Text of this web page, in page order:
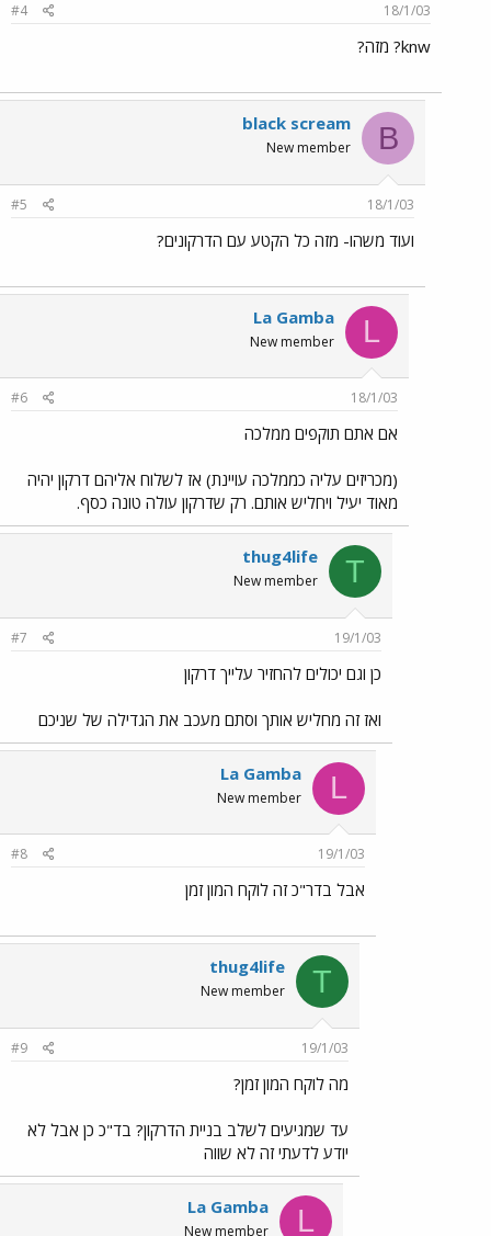
18/1/03
#4
knw? מזה?
B
black scream
New member
18/1/03
#5
ועוד משהו- מזה כל הקטע עם הדרקונים?
L
La Gamba
New member
18/1/03
#6
אם אתם תוקפים ממלכה
(מכריזים עליה כממלכה עויינת) אז לשלוח אליהם דרקון יהיה
מאוד יעיל ויחליש אותם. רק שדרקון עולה טונה כסף.
T
thug4life
New member
19/1/03
#7
כן וגם יכולים להחזיר עלייך דרקון
ואז זה מחליש אותך וסתם מעכב את הגדילה של שניכם
L
La Gamba
New member
19/1/03
#8
אבל בדר"כ זה לוקח המון זמן
T
thug4life
New member
19/1/03
#9
מה לוקח המון זמן?
עד שמגיעים לשלב בניית הדרקון? בד"כ כן אבל לא
יודע לדעתי זה לא שווה
L
La Gamba
New member